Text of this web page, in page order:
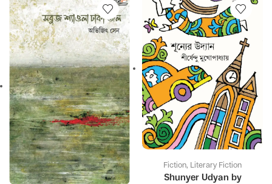
Fiction, Literary Fiction
Shunyer Udyan by